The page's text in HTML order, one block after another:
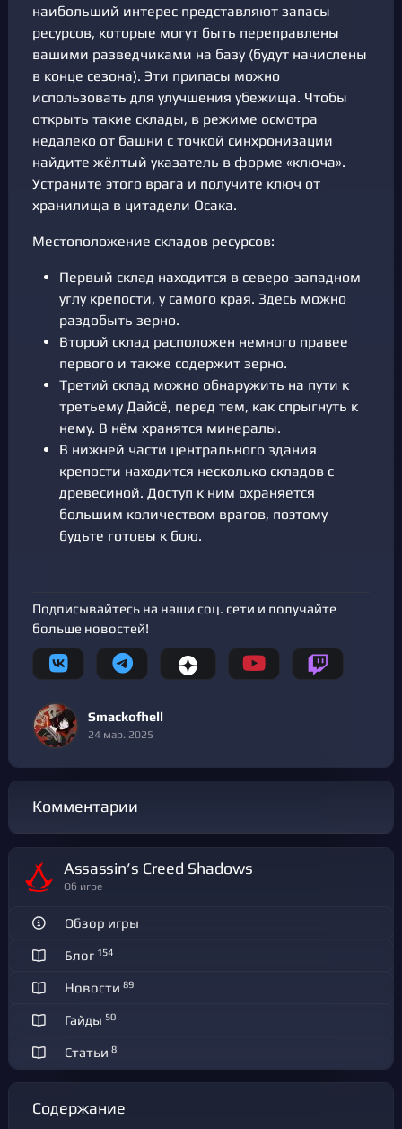
наибольший интерес представляют запасы
ресурсов, которые могут быть переправлены
вашими разведчиками на базу (будут начислены
в конце сезона). Эти припасы можно
использовать для улучшения убежища. Чтобы
открыть такие склады, в режиме осмотра
недалеко от башни с точкой синхронизации
найдите жёлтый указатель в форме «ключа».
Устраните этого врага и получите ключ от
хранилища в цитадели Осака.
Местоположение складов ресурсов:
Первый склад находится в северо-западном
углу крепости, у самого края. Здесь можно
раздобыть зерно.
Второй склад расположен немного правее
первого и также содержит зерно.
Третий склад можно обнаружить на пути к
третьему Дайсё, перед тем, как спрыгнуть к
нему. В нём хранятся минералы.
В нижней части центрального здания
крепости находится несколько складов с
древесиной. Доступ к ним охраняется
большим количеством врагов, поэтому
будьте готовы к бою.
Подписывайтесь на наши соц. сети и получайте
больше новостей!
Smackofhell
24 мар. 2025
Комментарии
Assassin’s Creed Shadows
Об игре
Обзор игры
Блог 154
Новости 89
Гайды 50
Статьи 8
Содержание